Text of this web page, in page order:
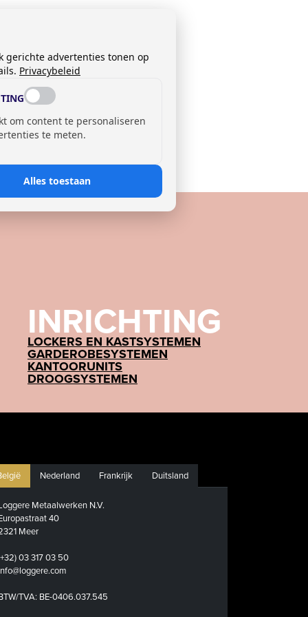
INRICHTING
LOCKERS EN KASTSYSTEMEN
GARDEROBESYSTEMEN
KANTOORUNITS
DROOGSYSTEMEN
Nederland Frankrijk Duitsland
Metaalwerken N.V.
40
Meer
03 317 03 50
TVA: BE-0406.037.545
gerichte advertenties tonen op
Privacybeleid
om content te personaliseren
te meten.
Alles toestaan